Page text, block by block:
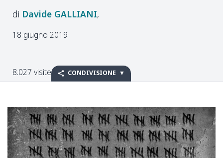
Davide GALLIANI
18 giugno 2019
8.027 visite CONDIVISIONE